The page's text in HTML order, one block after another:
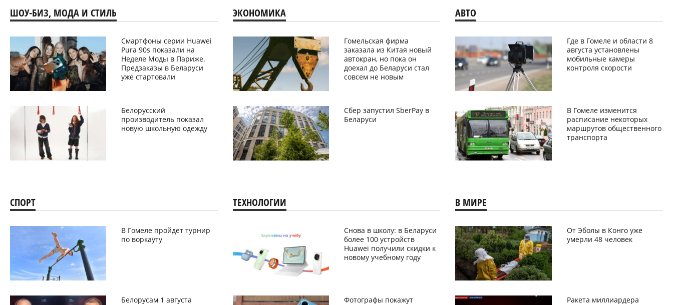
ШОУ-БИЗ, МОДА И СТИЛЬ
Смартфоны серии Huawei
Pura 90s показали на
Неделе Моды в Париже.
Предзаказы в Беларуси
уже стартовали
Белорусский
производитель показал
новую школьную одежду
ЭКОНОМИКА
Гомельская фирма
заказала из Китая новый
автокран, но пока он
доехал до Беларуси стал
совсем не новым
Сбер запустил SberPay в
Беларуси
АВТО
Где в Гомеле и области 8
августа установлены
мобильные камеры
контроля скорости
В Гомеле изменится
расписание некоторых
маршрутов общественного
транспорта
СПОРТ
В Гомеле пройдет турнир
по воркауту
Белорусам 1 августа
ТЕХНОЛОГИИ
Снова в школу: в Беларуси
более 100 устройств
Huawei получили скидки к
новому учебному году
Фотографы покажут
В МИРЕ
От Эболы в Конго уже
умерли 48 человек
Ракета миллиардера